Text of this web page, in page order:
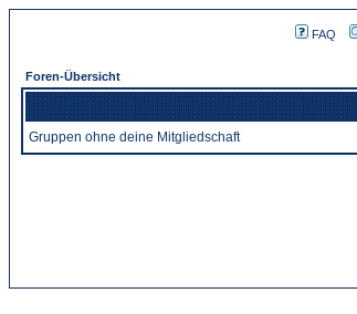
FAQ
Foren-Übersicht
Gruppen ohne deine Mitgliedschaft